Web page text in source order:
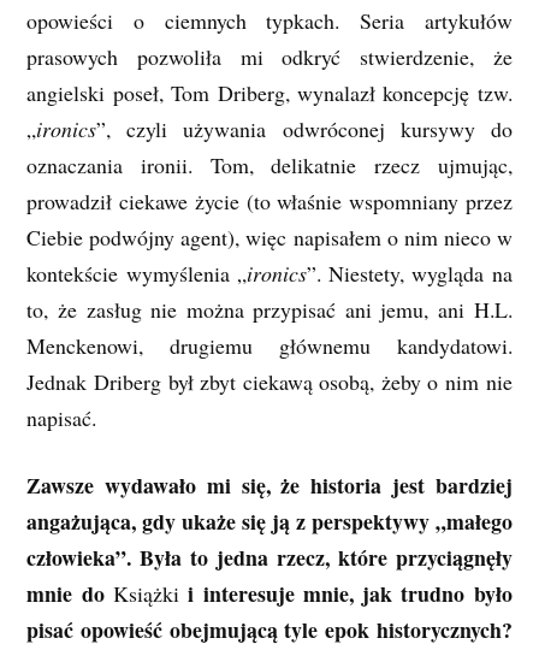
opowieści o ciemnych typkach. Seria artykułów
prasowych pozwoliła mi odkryć stwierdzenie, że
angielski poseł, Tom Driberg, wynalazł koncepcję tzw.
„ironics”, czyli używania odwróconej kursywy do
oznaczania ironii. Tom, delikatnie rzecz ujmując,
prowadził ciekawe życie (to właśnie wspomniany przez
Ciebie podwójny agent), więc napisałem o nim nieco w
kontekście wymyślenia „ironics”. Niestety, wygląda na
to, że zasług nie można przypisać ani jemu, ani H.L.
Menckenowi, drugiemu głównemu kandydatowi.
Jednak Driberg był zbyt ciekawą osobą, żeby o nim nie
napisać.
Zawsze wydawało mi się, że historia jest bardziej
angażująca, gdy ukaże się ją z perspektywy „małego
człowieka”. Była to jedna rzecz, które przyciągnęły
mnie do Książkii interesuje mnie, jak trudno było
pisać opowieść obejmującą tyle epok historycznych?